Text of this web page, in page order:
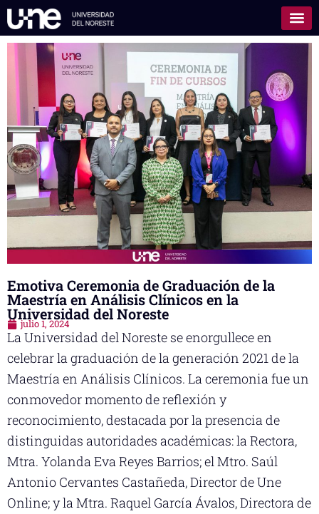
Emotiva Ceremonia de Graduación de la
Maestría en Análisis Clínicos en la
Universidad del Noreste
julio 1, 2024
La Universidad del Noreste se enorgullece en
celebrar la graduación de la generación 2021 de la
Maestría en Análisis Clínicos. La ceremonia fue un
conmovedor momento de reflexión y
reconocimiento, destacada por la presencia de
distinguidas autoridades académicas: la Rectora,
Mtra. Yolanda Eva Reyes Barrios; el Mtro. Saúl
Antonio Cervantes Castañeda, Director de Une
Online; y la Mtra. Raquel García Ávalos, Directora de